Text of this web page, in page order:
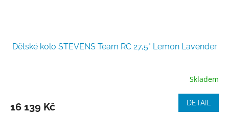
Dětské kolo STEVENS Team RC 27,5" Lemon Lavender
Skladem
16 139 Kč DETAIL